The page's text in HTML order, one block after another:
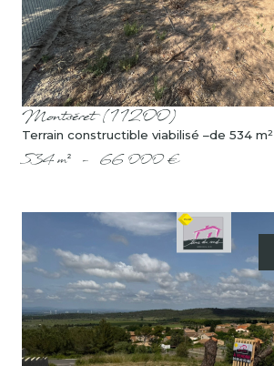
Montséret (11200)
Terrain constructible viabilisé –de 534 m²
534 m² - 66 000 €
voir le bien